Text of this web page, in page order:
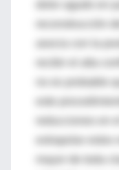
dolor agudo en
reconstrucción
recibir el alta
este
extrapolar
mayor de toda